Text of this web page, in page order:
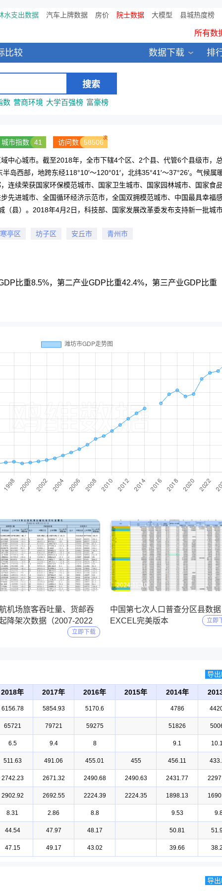
水支出数据 汽车上牌数据 房价 院士数据 大模型 县城热度榜
鸥维数据发布：2024中国大
所有数
全新医院库 包含11万多医疗
比较 排
数据下载
数 营商环境 大学百强榜 富豪榜
城市指数 41 访问数 58506
次
中心城市。截至2018年，全市下辖4个区、2个县、代管6个县级市，
西部，地跨东经118°10′～120°01′，北纬35°41′～37°26′。气候属
连续荣获国家环保模范城市、国家卫生城市、国家园林城市、国家食
先进城市、全国循环经济示范市，全国双拥模范城市、中国最具幸福
县）。2018年4月2日，科技部、国家发展改革委发布支持新一批城
寒亭区
坊子区 安丘市 青州市
比重8.5%，第二产业GDP比重42.4%，第三产业GDP比重
01
机场旅客吞吐量、货邮吞
降架次数据（2007-2022
立即下载
2024-11-10
中国第七次人口普查分区县数据
EXCEL完美版本
立即
导
2018年 2017年 2016年 2015年 2014年
6156.78 5854.93 5170.6 4786
65721 79721 59275 51826
6.5 9.4 8 9.1
511.63 491.06 455.01 455 456.11
2742.23 2671.32 2490.68 2490.63 2431.77
2902.92 2692.55 2224.39 2224.35 1898.13
8.31 2.86 8.8 9.53
44.54 47.97 48.17 50.81
47.15 49.17 43.02 39.66
导